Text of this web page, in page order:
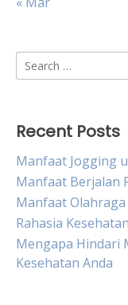
Search
for:
Recent Posts
Manfaat Jogging
Manfaat Berjalan
Manfaat
Rahasia
Mengapa Hindari
Kesehatan Anda